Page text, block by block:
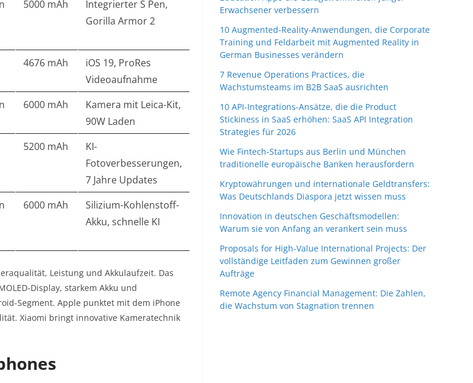
5000 mAh
Integrierter S Pen,
Gorilla Armor 2
4676 mAh
iOS 19, ProRes
Videoaufnahme
6000 mAh
Kamera mit Leica-Kit,
90W Laden
5200 mAh
KI-
Fotoverbesserungen,
7 Jahre Updates
6000 mAh
Silizium-Kohlenstoff-
Akku, schnelle KI
Leistung und Akkulaufzeit. Das
Display, starkem Akku und
Segment. Apple punktet mit dem iPhone
Xiaomi bringt innovative Kameratechnik
Erwachsener verbessern
10 Augmented-Reality-Anwendungen, die Corporate
Training und Feldarbeit mit Augmented Reality in
German Businesses verändern
7 Revenue Operations Practices, die
Wachstumsteams im B2B SaaS ausrichten
10 API-Integrations-Ansätze, die die Product
Stickiness in SaaS erhöhen: SaaS API Integration
Strategies für 2026
Wie Fintech-Startups aus Berlin und München
traditionelle europäische Banken herausfordern
Kryptowährungen und internationale Geldtransfers:
Was Deutschlands Diaspora jetzt wissen muss
Innovation in deutschen Geschäftsmodellen:
Warum sie von Anfang an verankert sein muss
Proposals for High-Value International Projects: Der
vollständige Leitfaden zum Gewinnen großer
Aufträge
Remote Agency Financial Management: Die Zahlen,
die Wachstum von Stagnation trennen